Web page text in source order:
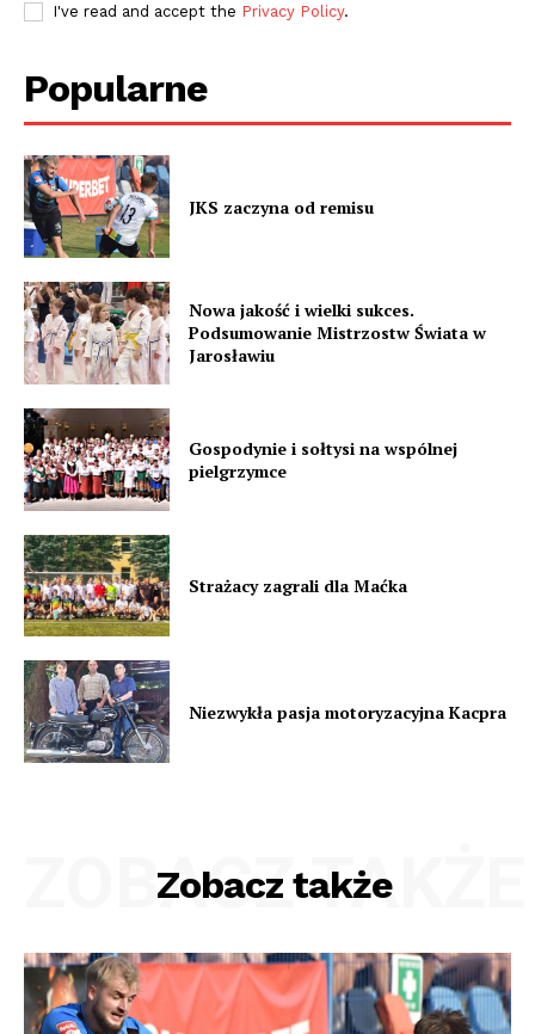
I've read and accept the Privacy Policy.
Popularne
JKS zaczyna od remisu
Nowa jakość i wielki sukces.
Podsumowanie Mistrzostw Świata w
Jarosławiu
Gospodynie i sołtysi na wspólnej
pielgrzymce
Strażacy zagrali dla Maćka
Niezwykła pasja motoryzacyjna Kacpra
Zobacz także
ZOBACZ TAKŻE